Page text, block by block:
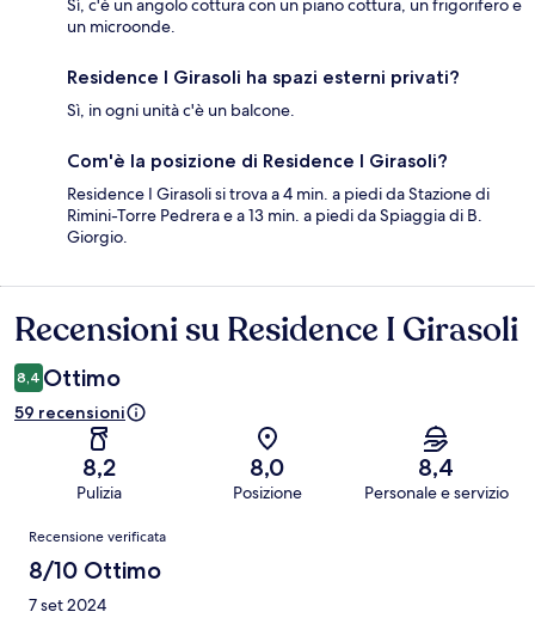
Sì, c'è un angolo cottura con un piano cottura, un frigorifero e
un microonde.
Residence I Girasoli ha spazi esterni privati?
Sì, in ogni unità c'è un balcone.
Com'è la posizione di Residence I Girasoli?
Residence I Girasoli si trova a 4 min. a piedi da Stazione di
Rimini-Torre Pedrera e a 13 min. a piedi da Spiaggia di B.
Giorgio.
Recensioni
Recensioni su Residence I Girasoli
8,4 Ottimo
59 recensioni
8,2
Pulizia
8,0
Posizione
8,4
Personale e servizio
Recensioni
Recensione verificata
8/10 Ottimo
7 set 2024